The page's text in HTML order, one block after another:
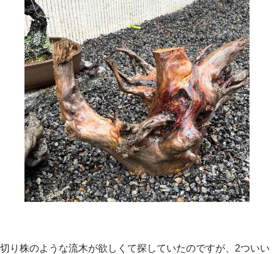
切り株のような流木が欲しくて探していたのですが、2ついい